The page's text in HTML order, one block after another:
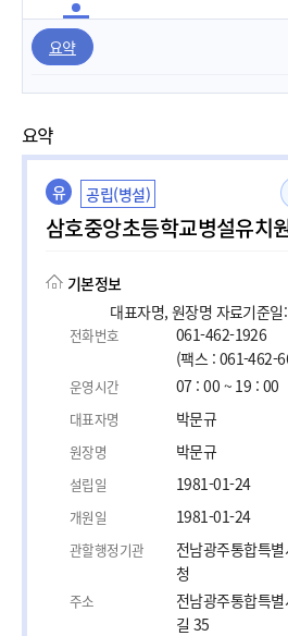
요약
요약
유 공립(병설)
삼호중앙초등학교병설유치
기본정보
대표자명, 원장명 자료기준
전화번호
061-462-1926
(팩스 : 061-462-
운영시간 07 : 00 ~ 19 : 00
대표자명 박문규
원장명 박문규
설립일 1981-01-24
개원일 1981-01-24
관할행정기관
전남광주통합특
청
주소
전남광주통합특
길 35